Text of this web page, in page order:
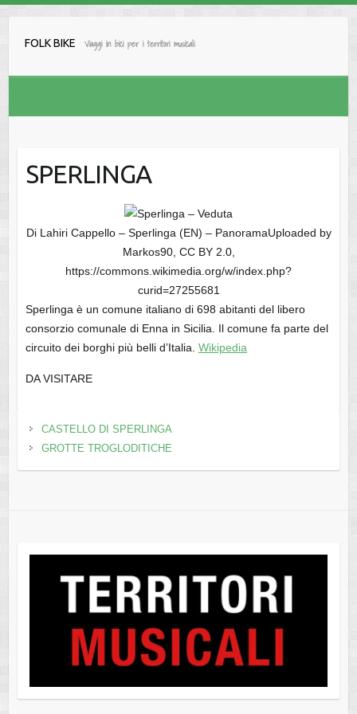
FOLK BIKE Viaggi in bici per i territori musicali
SPERLINGA
Di Lahiri Cappello – Sperlinga (EN) – PanoramaUploaded by
Markos90, CC BY 2.0,
https://commons.wikimedia.org/w/index.php?
curid=27255681
Sperlinga è un comune italiano di 698 abitanti del libero
consorzio comunale di Enna in Sicilia. Il comune fa parte del
circuito dei borghi più belli d’Italia. Wikipedia
DA VISITARE
CASTELLO DI SPERLINGA
GROTTE TROGLODITICHE